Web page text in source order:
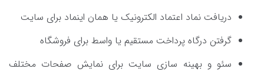
دریافت نماد اعتماد الکترونیک یا همان اینماد برای سایت
گرفتن درگاه پرداخت مستقیم یا واسط برای فروشگاه
سئو و بهینه سازی سایت برای نمایش صفحات مختلف